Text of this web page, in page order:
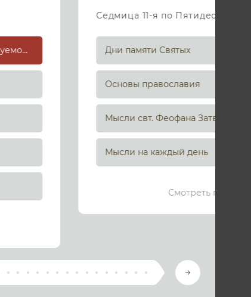
Смоленской иконы Божией Матери, именуемой «Одигитрия» (Путеводительница) (принесена из Царьграда в 1046 г.)
Седмица 11-я по Пятидесятнице
Дни памяти Святых
Основы православия
Мысли свт. Феофана Затворника
Мысли на каждый день
Смотреть